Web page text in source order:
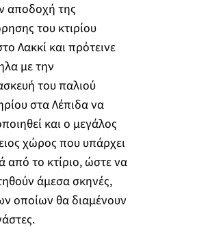
αποδοχή της
του κτιρίου
Λακκί και πρότεινε
με την
του παλιού
στα Λέπιδα να
και ο μεγάλος
χώρος που υπάρχει
από το κτίριο, ώστε να
άμεσα σκηνές,
οποίων θα διαμένουν